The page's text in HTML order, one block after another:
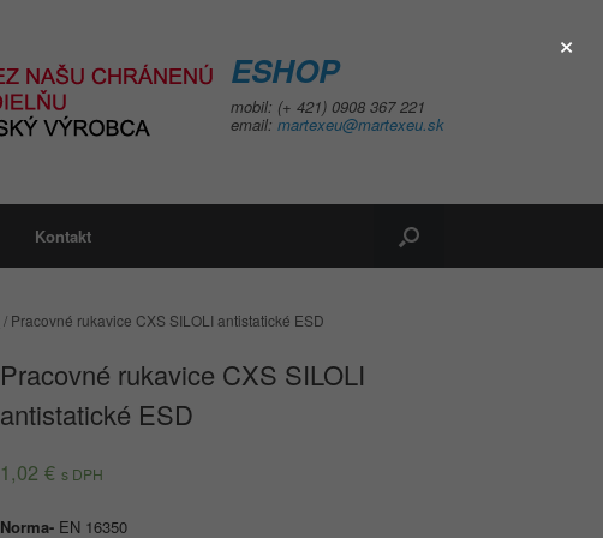
ESHOP
mobil: (+ 421) 0908 367 221
email: martexeu@martexeu.sk
Kontakt
/ Pracovné rukavice CXS SILOLI antistatické ESD
Pracovné rukavice CXS SILOLI
antistatické ESD
1,02€ s DPH
Norma- EN 16350
×